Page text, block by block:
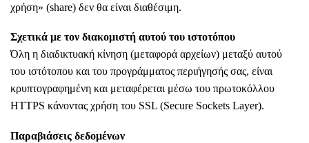
χρήση» (share) δεν θα είναι διαθέσιμη.
Σχετικά με τον διακομιστή αυτού του ιστοτόπου
Όλη η διαδικτυακή κίνηση (μεταφορά αρχείων) μεταξύ αυτού
του ιστότοπου και του προγράμματος περιήγησής σας, είναι
κρυπτογραφημένη και μεταφέρεται μέσω του πρωτοκόλλου
HTTPS κάνοντας χρήση του SSL (Secure Sockets Layer).
Παραβιάσεις δεδομένων